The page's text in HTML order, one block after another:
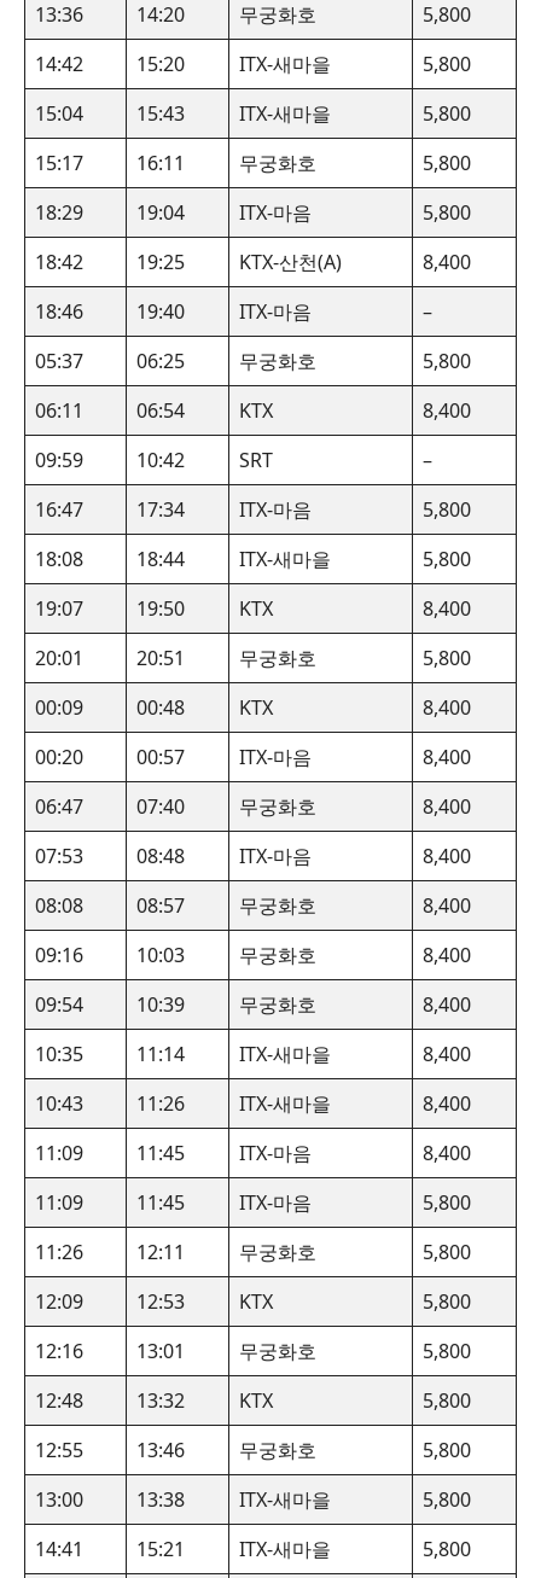
13:36
14:20 무궁화호
5,800
14:42
15:20 ITX-새마을
5,800
15:04
15:43 ITX-새마을
5,800
15:17
16:11 무궁화호
5,800
18:29
19:04 ITX-마음
5,800
18:42
19:25 KTX-산천(A)
8,400
18:46
19:40 ITX-마음
–
05:37
06:25 무궁화호
5,800
06:11
06:54 KTX
8,400
09:59
10:42 SRT
–
16:47
17:34 ITX-마음
5,800
18:08
18:44 ITX-새마을
5,800
19:07
19:50 KTX
8,400
20:01
20:51 무궁화호
5,800
00:09
00:48 KTX
8,400
00:20
00:57 ITX-마음
8,400
06:47
07:40 무궁화호
8,400
07:53
08:48 ITX-마음
8,400
08:08
08:57 무궁화호
8,400
09:16
10:03 무궁화호
8,400
09:54
10:39 무궁화호
8,400
10:35
11:14 ITX-새마을
8,400
10:43
11:26 ITX-새마을
8,400
11:09
11:45 ITX-마음
8,400
11:09
11:45 ITX-마음
5,800
11:26
12:11 무궁화호
5,800
12:09
12:53 KTX
5,800
12:16
13:01 무궁화호
5,800
12:48
13:32 KTX
5,800
12:55
13:46 무궁화호
5,800
13:00
13:38 ITX-새마을
5,800
14:41
15:21 ITX-새마을 5,800